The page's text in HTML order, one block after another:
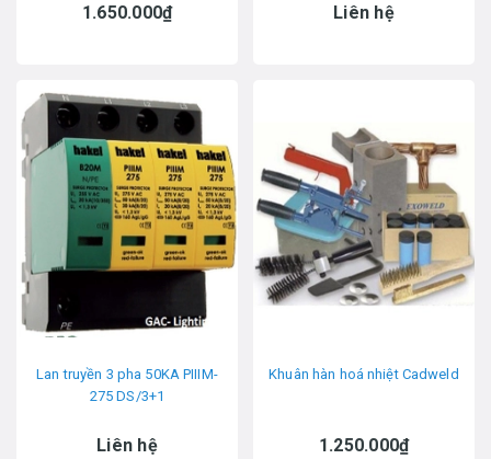
1.650.000₫ Liên hệ
Lan truyền 3 pha 50KA PIIIM-
275 DS/3+1
Liên hệ
Khuân hàn hoá nhiệt Cadweld
1.250.000₫